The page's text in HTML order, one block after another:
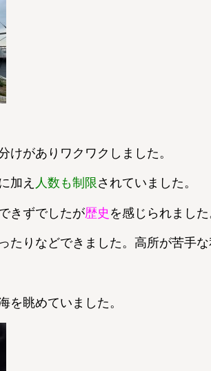
けがありワクワクしました。
加え 人数も制限 されていました。
きずでしたが歴史 を感じられました
たりなどできました。高所が苦手
を眺めていました。